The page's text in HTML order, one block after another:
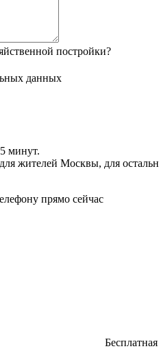
постройки?
данных
минут.
жителей Москвы, для
прямо сейчас